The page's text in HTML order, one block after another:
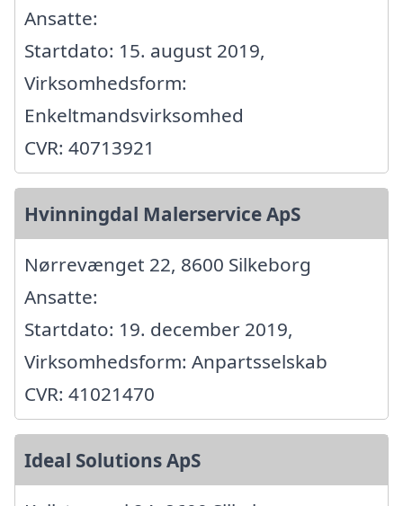
Ansatte:
Startdato: 15. august 2019,
Virksomhedsform:
Enkeltmandsvirksomhed
CVR: 40713921
Hvinningdal Malerservice ApS
Nørrevænget 22, 8600 Silkeborg
Ansatte:
Startdato: 19. december 2019,
Virksomhedsform: Anpartsselskab
CVR: 41021470
Ideal Solutions ApS